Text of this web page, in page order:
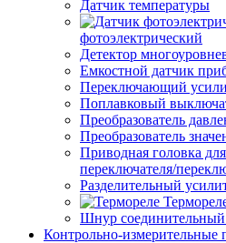
Датчик температуры
фотоэлектрический
Детектор
Емкостной датчик
Переключающий
Поплавковый
Преобразователь
Преобразователь
Приводная головка
переключателя/
Разделительный
Шнур соединительный
Контрольно-измерительные